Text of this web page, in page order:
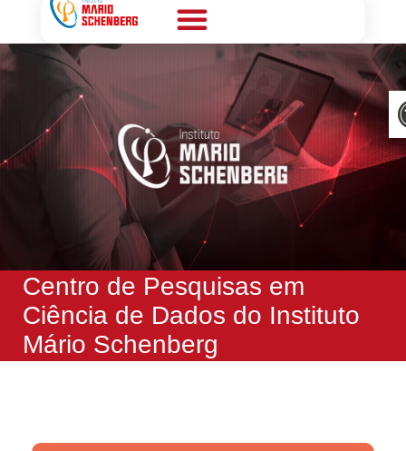
Centro de Pesquisas em
Ciência de Dados do Instituto
Mário Schenberg